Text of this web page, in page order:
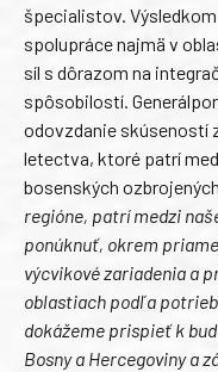
špecialistov.
spolupráce najmä v
síl s dôrazom na
spôsobilostí.
odovzdanie skúseností
letectva, ktoré patrí
bosenských
regióne, patrí medzi
ponúknuť, okrem
výcvikové zariadenia a
oblastiach podľa
dokážeme prispieť k
Bosny a Hercegoviny a